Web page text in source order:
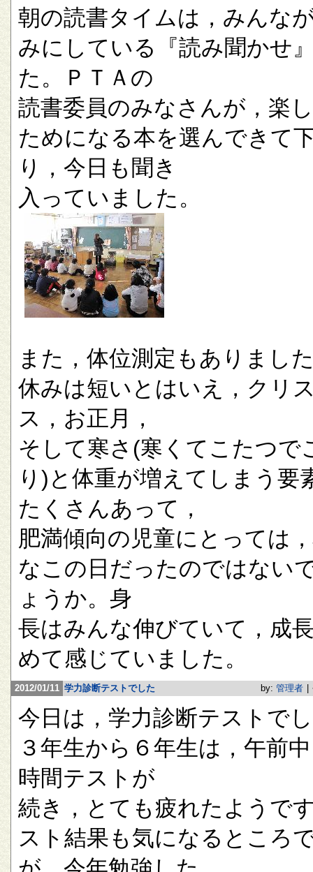
朝の読書タイムは，みんな
みにしている『読み聞かせ
た。ＰＴＡの
読書委員のみなさんが，楽
ためになる本を選んできて
り，今日も聞き
入っていました。
また，体位測定もありまし
休みは短いとはいえ，クリ
ス，お正月，
そして寒さ(寒くてこたつで
り)と体重が増えてしまう要
たくさんあって，
肥満傾向の児童にとっては
なこの日だったのではない
ょうか。身
長はみんな伸びていて，成
めて感じていました。
2012/01/11 学力診断テストでした by: 管理者
今日は，学力診断テストで
３年生から６年生は，午前
時間テストが
続き，とても疲れたようで
スト結果も気になるところ